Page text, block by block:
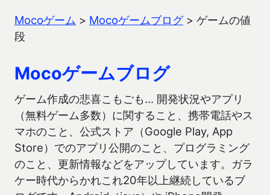
Mocoゲーム > Mocoゲームブログ> ゲームの値
段
Mocoゲームブログ
ゲーム作成の悲喜こもごも… 開発状況やアプリ
（無料ゲーム多数）に関すること、携帯電話やス
マホのこと、公式ストア（Google Play, App
Store）でのアプリ公開のこと、プログラミング
のこと、更新情報などをアップしています。ガラ
ケー時代からかれこれ20年以上継続しているブ